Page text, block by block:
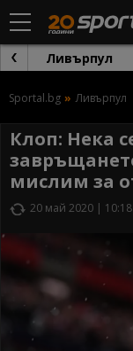
Ливърпул
Sportal.bg Ливърпул
Клоп: Нека
мислим за
20 май 2020 | 10:18